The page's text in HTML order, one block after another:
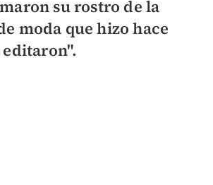
su rostro de la
moda que hizo hace
editaron".